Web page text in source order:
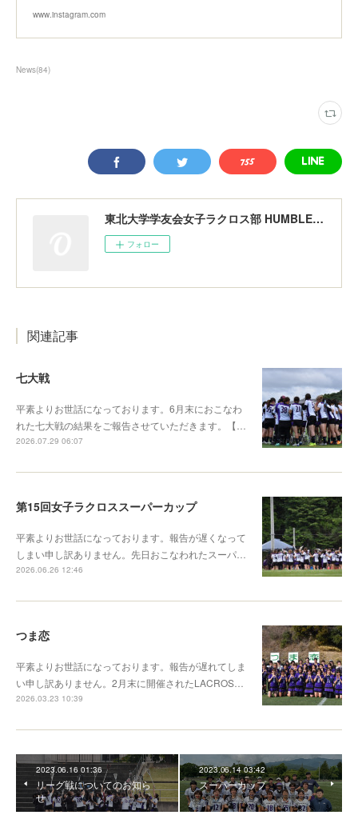
www.instagram.com
News(84)
東北大学学友会女子ラクロス部 HUMBLERS
フォロー
関連記事
七大戦
平素よりお世話になっております。6月末におこなわ
れた七大戦の結果をご報告させていただきます。【…
2026.07.29 06:07
第15回女子ラクロススーパーカップ
平素よりお世話になっております。報告が遅くなって
しまい申し訳ありません。先日おこなわれたスーパ…
2026.06.26 12:46
つま恋
平素よりお世話になっております。報告が遅れてしま
い申し訳ありません。2月末に開催されたLACROS…
2026.03.23 10:39
2023.06.16 01:36
リーグ戦についてのお知ら
せ
2023.06.14 03:42
スーパーカップ